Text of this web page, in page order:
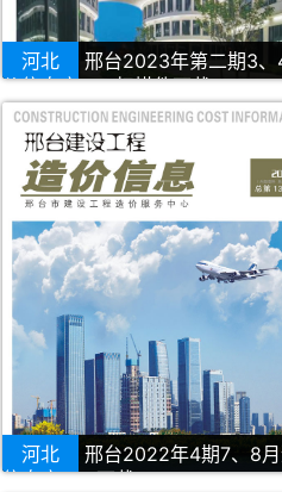
河北
邢台2023年第二期3、
价信息库PDF扫描件下载
河北
邢台2022年4期7、8
信息库PDF下载